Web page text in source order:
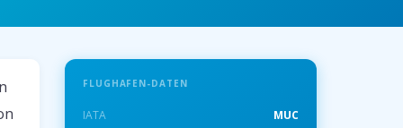
FLUGHAFEN-DATEN
IATA
MUC